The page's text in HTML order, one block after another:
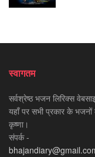
स्वागतम
सर्वश्रेष्ठ भजन लिरिक्स
यहाँ पर सभी प्रकार के
कृष्णा।
संपर्क -